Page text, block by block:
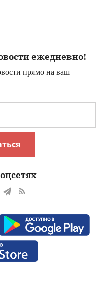
ежедневно!
прямо на ваш